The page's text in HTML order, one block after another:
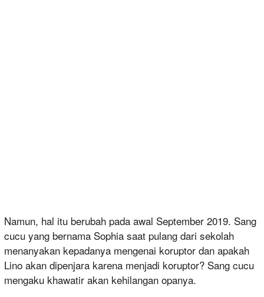
Namun, hal itu berubah pada awal September 2019. Sang
cucu yang bernama Sophia saat pulang dari sekolah
menanyakan kepadanya mengenai koruptor dan apakah
Lino akan dipenjara karena menjadi koruptor? Sang cucu
mengaku khawatir akan kehilangan opanya.